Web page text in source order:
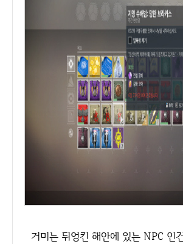
거미는 뒤엉킨 해안에 있는 NPC 인건 다들 아실겁니